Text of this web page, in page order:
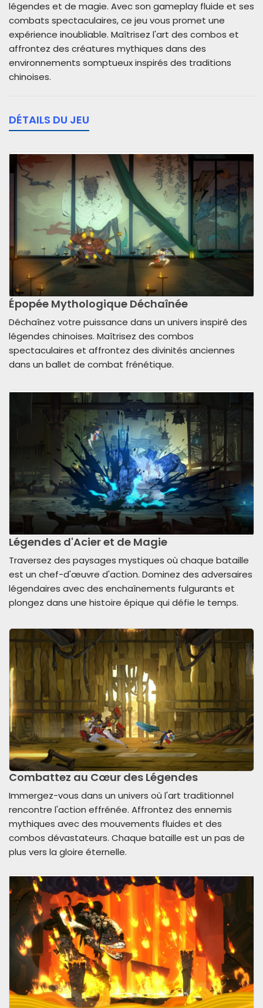
légendes et de magie. Avec son gameplay fluide et ses
combats spectaculaires, ce jeu vous promet une
expérience inoubliable. Maîtrisez l'art des combos et
affrontez des créatures mythiques dans des
environnements somptueux inspirés des traditions
chinoises.
DÉTAILS DU JEU
Épopée Mythologique Déchaînée
Déchaînez votre puissance dans un univers inspiré des
légendes chinoises. Maîtrisez des combos
spectaculaires et affrontez des divinités anciennes
dans un ballet de combat frénétique.
Légendes d'Acier et de Magie
Traversez des paysages mystiques où chaque bataille
est un chef-d'œuvre d'action. Dominez des adversaires
légendaires avec des enchaînements fulgurants et
plongez dans une histoire épique qui défie le temps.
Combattez au Cœur des Légendes
Immergez-vous dans un univers où l'art traditionnel
rencontre l'action effrénée. Affrontez des ennemis
mythiques avec des mouvements fluides et des
combos dévastateurs. Chaque bataille est un pas de
plus vers la gloire éternelle.